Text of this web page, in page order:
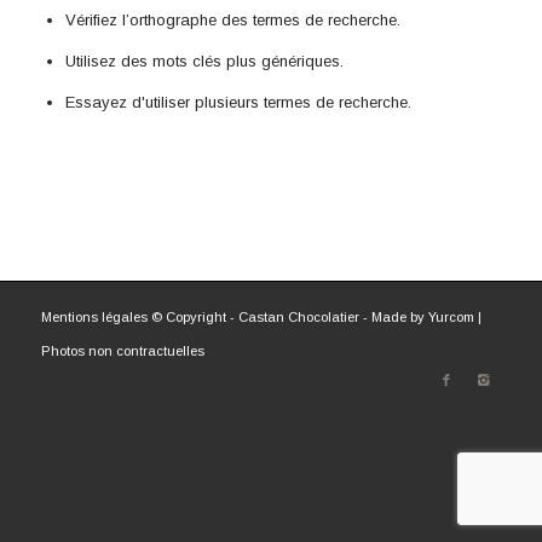
Vérifiez l’orthographe des termes de recherche.
Utilisez des mots clés plus génériques.
Essayez d'utiliser plusieurs termes de recherche.
Mentions légales© Copyright - Castan Chocolatier - Made by Yurcom |
Photos non contractuelles